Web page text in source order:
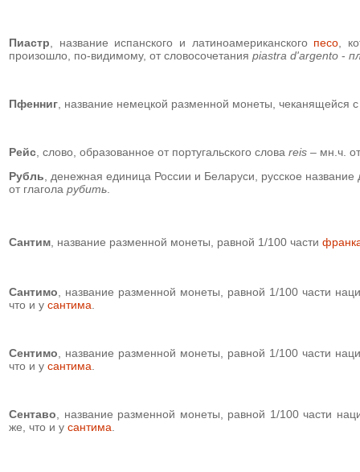
Пиастр , название испанского и латиноамериканского песо ,
произошло, по-видимому, от словосочетания piastra d'argento -
Пфенниг , название немецкой разменной монеты, чеканящейся
Рейс , слово, образованное от португальского слова reis – мн.ч.
Рубль , денежная единица России и Беларуси, русское
от глагола рубить
Сантим , название разменной монеты, равной 1/100 части
Сантимо , название разменной монеты, равной 1/100 части
что и у сантима
Сентимо , название разменной монеты, равной 1/100 части
что и у сантима
Сентаво , название разменной монеты, равной 1/100 части
же, что и у сантима